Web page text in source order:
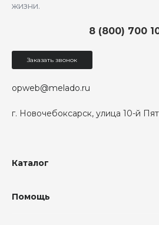
жизни.
г. Новочебоксарск, улица 10-й
8 (800) 700
opweb@melado.ru
Заказать звонок
Каталог
Помощь